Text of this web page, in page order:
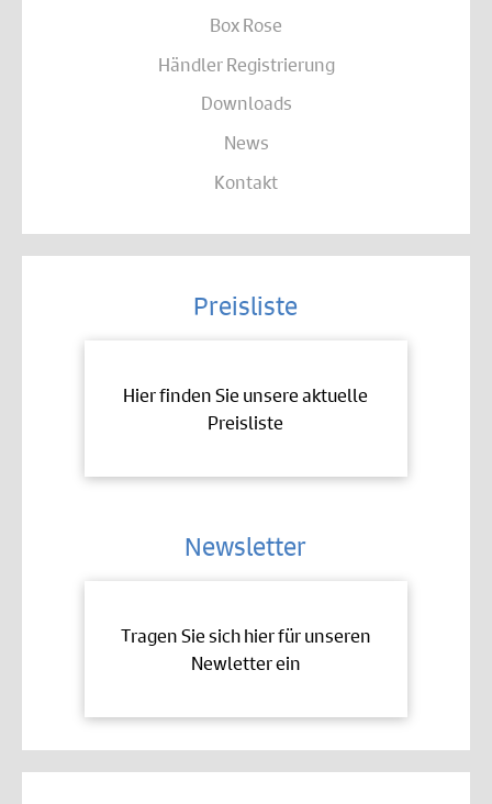
Box Rose
Händler Registrierung
Downloads
News
Kontakt
Preisliste
Hier finden Sie unsere aktuelle
Preisliste
Newsletter
Tragen Sie sich hier für unseren
Newletter ein